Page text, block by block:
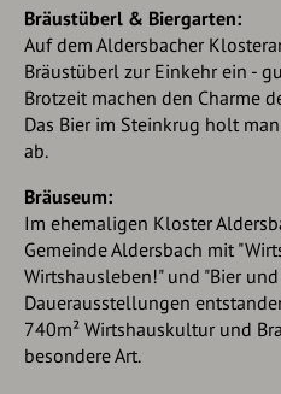
Bräustüberl & Biergarten:
Auf dem Aldersbacher
Bräustüberl zur Einkehr ein -
Brotzeit machen den Charme
Das Bier im Steinkrug holt
ab.
Bräuseum:
Im ehemaligen Kloster
Gemeinde Aldersbach mit
Wirtshausleben!" und "Bier
Dauerausstellungen
740m² Wirtshauskultur und
besondere Art.